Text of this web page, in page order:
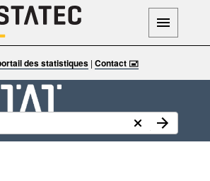
des statistiques| Contact 🖃